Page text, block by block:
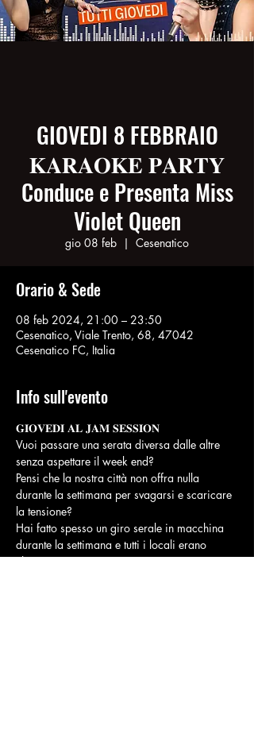
GIOVEDI 8 FEBBRAIO
𝐊𝐀𝐑𝐀𝐎𝐊𝐄 𝐏𝐀𝐑𝐓𝐘
Conduce e Presenta Miss
Violet Queen
gio 08 feb
  |
Cesenatico
Orario & Sede
08 feb 2024, 21:00 – 23:50
Cesenatico, Viale Trento, 68, 47042
Cesenatico FC, Italia
Info sull'evento
𝐆𝐈𝐎𝐕𝐄𝐃𝐈 𝐀𝐋 𝐉𝐀𝐌 𝐒𝐄𝐒𝐒𝐈𝐎𝐍
Vuoi passare una serata diversa dalle altre
senza aspettare il week end?
Pensi che la nostra città non offra nulla
durante la settimana per svagarsi e scaricare
la tensione?
Hai fatto spesso un giro serale in macchina
durante la settimana e tutti i locali erano
chiusi?